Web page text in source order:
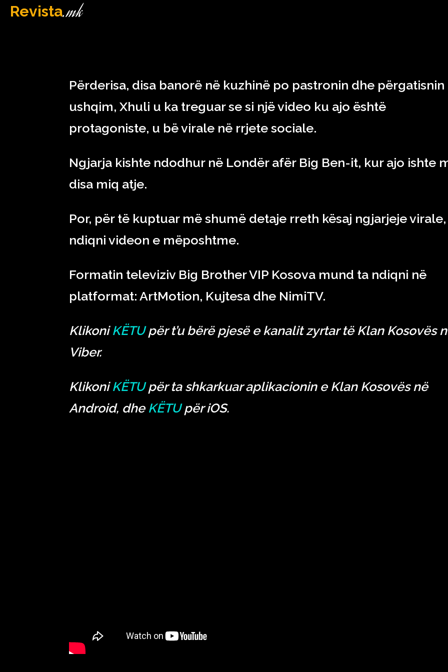
Revista.mk
Përderisa, disa banorë në kuzhinë po pastronin dhe përgatisnin
ushqim, Xhuli u ka treguar se si një video ku ajo është
protagoniste, u bë virale në rrjete sociale.
Ngjarja kishte ndodhur në Londër afër Big Ben-it, kur ajo ishte
disa miq atje.
Por, për të kuptuar më shumë detaje rreth kësaj ngjarjeje virale,
ndiqni videon e mëposhtme.
Formatin televiziv Big Brother VIP Kosova mund ta ndiqni në
platformat: ArtMotion, Kujtesa dhe NimiTV.
KlikoniKËTUpër t’u bërë pjesë e kanalit zyrtar të Klan Kosovës
Viber.
KlikoniKËTUpër ta shkarkuar aplikacionin e Klan Kosovës në
Android, dhe KËTUpër iOS.